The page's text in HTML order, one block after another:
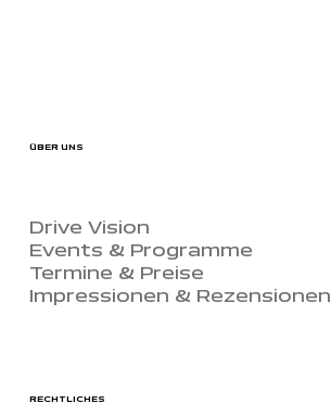
ÜBER UNS
Drive Vision
Events & Programme
Termine & Preise
Impressionen & Rezensionen
RECHTLICHES